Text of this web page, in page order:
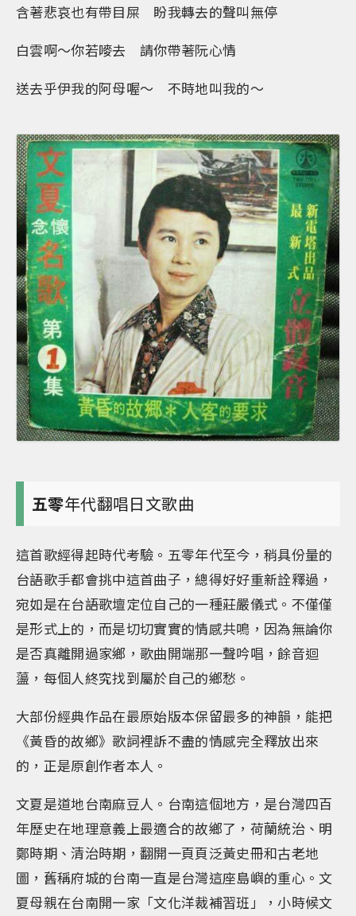
含著悲哀也有帶目屎 盼我轉去的聲叫無停
白雲啊～你若嘜去 請你帶著阮心情
送去乎伊我的阿母喔～ 不時地叫我的～
五零年代翻唱日文歌曲
這首歌經得起時代考驗。五零年代至今，稍具份量的
台語歌手都會挑中這首曲子，總得好好重新詮釋過，
宛如是在台語歌壇定位自己的一種莊嚴儀式。不僅僅
是形式上的，而是切切實實的情感共鳴，因為無論你
是否真離開過家鄉，歌曲開端那一聲吟唱，餘音迴
蘯，每個人終究找到屬於自己的鄉愁。
大部份經典作品在最原始版本保留最多的神韻，能把
《黃昏的故鄉》歌詞裡訴不盡的情感完全釋放出來
的，正是原創作者本人。
文夏是道地台南麻豆人。台南這個地方，是台灣四百
年歷史在地理意義上最適合的故鄉了，荷蘭統治、明
鄭時期、清治時期，翻開一頁頁泛黃史冊和古老地
圖，舊稱府城的台南一直是台灣這座島嶼的重心。文
夏母親在台南開一家「文化洋裁補習班」，小時候文